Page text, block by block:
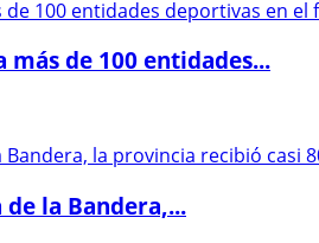
de 100 entidades...
la Bandera,...